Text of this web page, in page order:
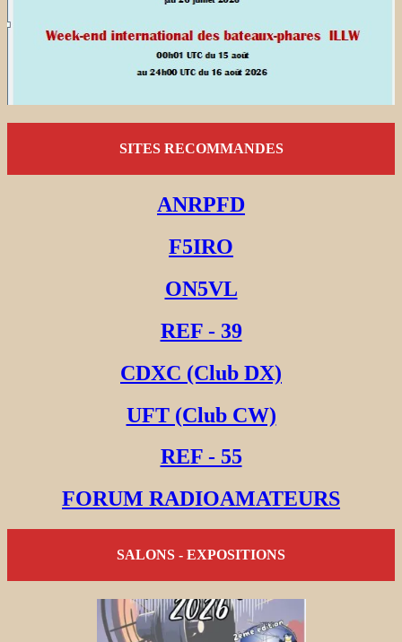
SITES RECOMMANDES
ANRPFD
F5IRO
ON5VL
REF - 39
CDXC (Club DX)
UFT (Club CW)
REF - 55
FORUM RADIOAMATEURS
SALONS - EXPOSITIONS